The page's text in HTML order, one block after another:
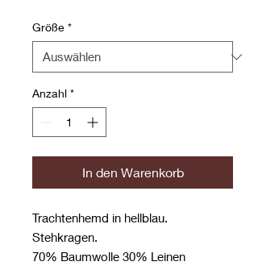
Größe *
Anzahl *
In den Warenkorb
Trachtenhemd in hellblau.
Stehkragen.
70% Baumwolle 30% Leinen